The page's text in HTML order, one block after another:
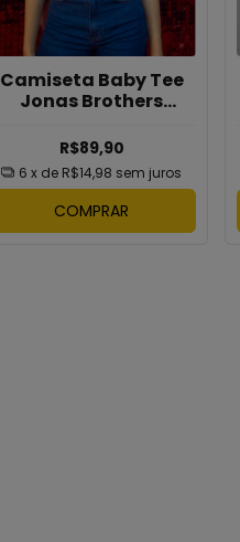
Camiseta Baby Tee
Jonas Brothers
R$89,90
6 x de R$14,98 sem juros
COMPRAR